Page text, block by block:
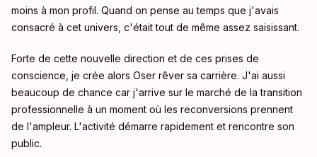
moins à mon profil. Quand on pense au temps que j'avais
consacré à cet univers, c'était tout de même assez saisissant.
Forte de cette nouvelle direction et de ces prises de
conscience, je crée alors Oser rêver sa carrière. J'ai aussi
beaucoup de chance car j'arrive sur le marché de la transition
professionnelle à un moment où les reconversions prennent
de l'ampleur. L'activité démarre rapidement et rencontre son
public.